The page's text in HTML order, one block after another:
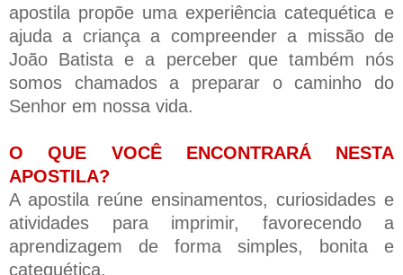
apostila propõe uma experiência catequética e
ajuda a criança a compreender a missão de
João Batista e a perceber que também nós
somos chamados a preparar o caminho do
Senhor em nossa vida.
O QUE VOCÊ ENCONTRARÁ NESTA
APOSTILA?
A apostila reúne ensinamentos, curiosidades e
atividades para imprimir, favorecendo a
aprendizagem de forma simples, bonita e
catequética.